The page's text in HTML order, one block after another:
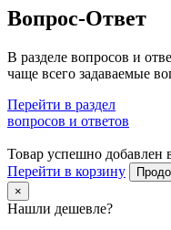
Вопрос-Ответ
В разделе вопросов и
чаще всего задаваемые
Перейти в раздел
вопросов и ответов
Товар успешно добавлен
Перейти в корзину
×
Нашли дешевле?